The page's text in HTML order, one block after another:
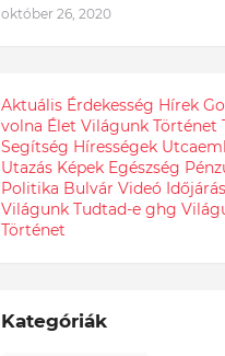
október 26, 2020
Aktuális Érdekesség Hírek
volna Élet Világunk Történet
Segítség Hírességek
Utazás Képek Egészség
Politika Bulvár Videó Időjárás
Világunk Tudtad-e ghg
Történet
Kategóriák